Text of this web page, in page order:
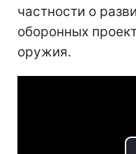
частности о
оборонных
оружия.